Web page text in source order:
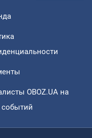
OBOZ.UA на
событий